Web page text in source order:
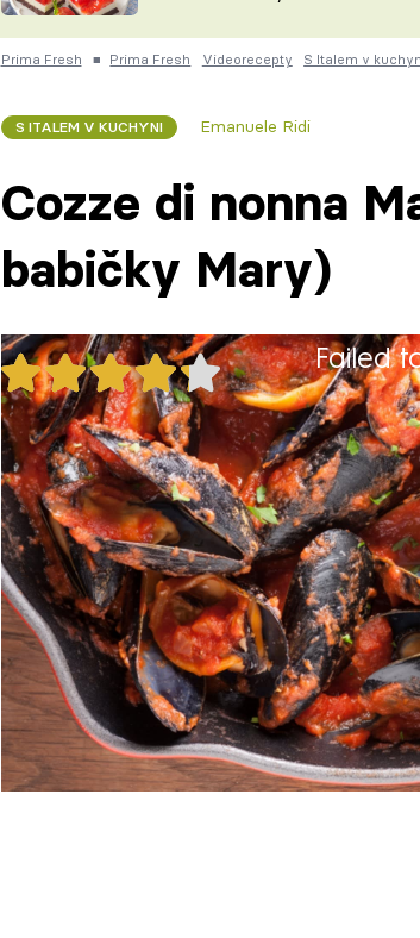
ČESKO NA TALÍŘI
KUCHAŘKA
Prima Fresh ■ Prima Fresh Videorecepty S Italem v
S ITALEM V KUCHYNI Emanuele Ridi
Cozze di nonna
babičky Mary)
Failed
39x
Cozze di nonna Mara (Mušle
1 porce